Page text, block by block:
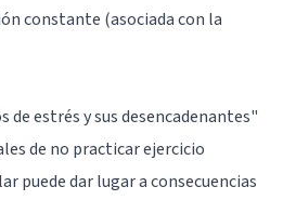
constante (asociada con la
de estrés y sus desencadenantes"
de no practicar ejercicio
puede dar lugar a consecuencias